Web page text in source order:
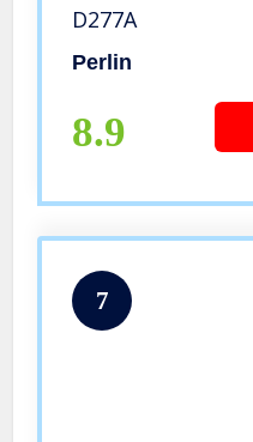
D277A
Perlin
8.9
7